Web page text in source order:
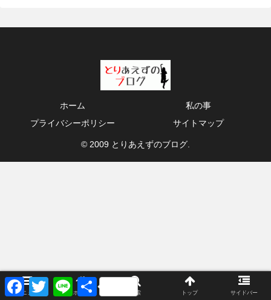
ホーム
私の事
プライバシーポリシー
サイトマップ
© 2009 とりあえずのブログ.
メニュー ホーム 検索 トップ サイドバー
F
a
T
L
i
共
有